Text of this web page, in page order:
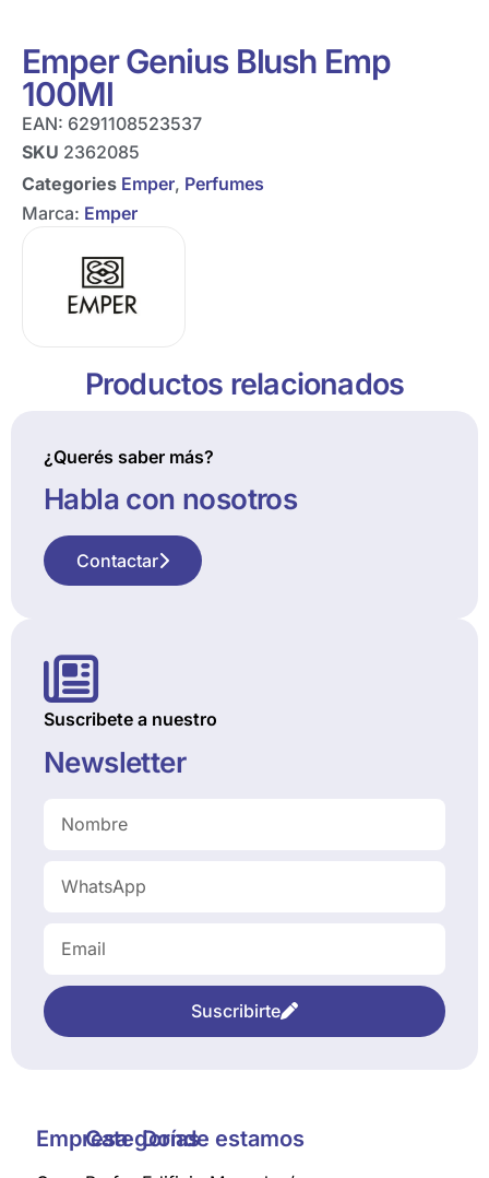
Emper Genius Blush Emp
100Ml
EAN: 6291108523537
SKU 2362085
Categories Emper, Perfumes
Marca: Emper
Productos relacionados
¿Querés saber más?
Habla con nosotros
Contactar
Suscribete a nuestro
Newsletter
Suscribirte
EmpresaCategoríasDonde estamos